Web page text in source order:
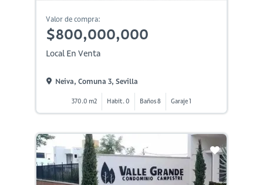
Valor de compra:
$800,000,000
Local En Venta
Neiva, Comuna 3, Sevilla
370.0 m2 Habit. 0 Baños 8 Garaje 1